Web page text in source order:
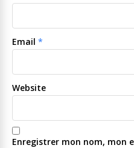
Email *
Website
Enregistrer mon nom, mon